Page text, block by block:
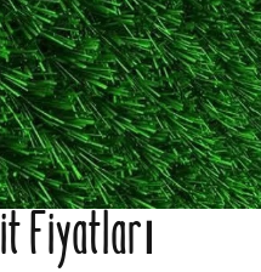
Fiyatları